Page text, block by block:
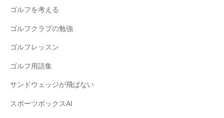
ゴルフを考える
ゴルフクラブの勉強
ゴルフレッスン
ゴルフ用語集
サンドウェッジが飛ばない
スポーツボックスAI